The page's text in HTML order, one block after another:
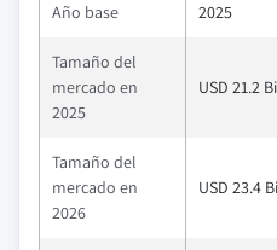
Año base 2025
Tamaño del
mercado en
2025
USD 21.2
Tamaño del
mercado en
2026
USD 23.4